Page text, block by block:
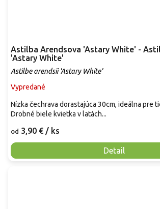
Astilba Arendsova 'Astary White' - Astilbe arendsii
'Astary White'
Astilbe arendsii 'Astary White'
Vypredané
od 3,90 € / ks
Detail
Nízka čechrava dorastajúca 30cm, ideálna pre
Drobné biele kvietka v latách...